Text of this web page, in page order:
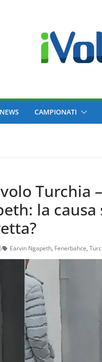
NEWS CAMPIONATI
Turchia
la
Earvin Ngapeth, Fenerbahce,